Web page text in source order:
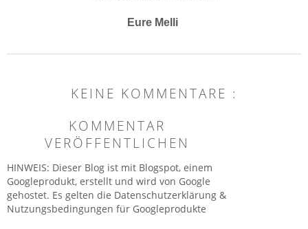
Eure Melli
KEINE KOMMENTARE :
KOMMENTAR
VERÖFFENTLICHEN
HINWEIS: Dieser Blog ist mit Blogspot, einem
Googleprodukt, erstellt und wird von Google
gehostet. Es gelten die Datenschutzerklärung &
Nutzungsbedingungen für Googleprodukte